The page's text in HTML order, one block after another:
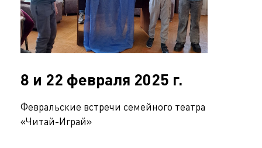
8 и 22 февраля 2025 г.
Февральские встречи семейного театра
«Читай-Играй»